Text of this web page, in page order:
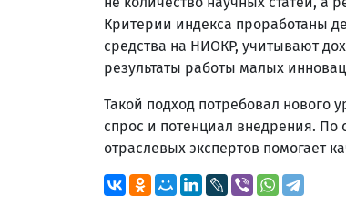
Критерии индекса проработаны
средства на НИОКР, учитывают
результаты работы малых
Такой подход потребовал нового
спрос и потенциал внедрения. По
отраслевых экспертов помогает